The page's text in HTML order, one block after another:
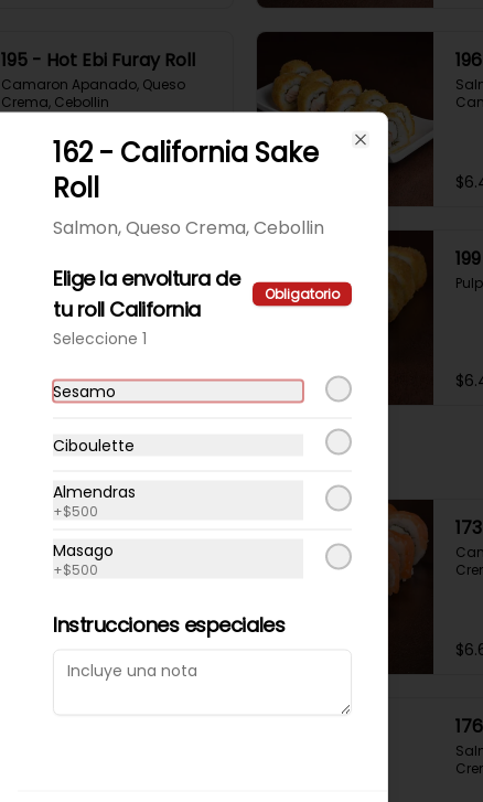
195 - Hot Ebi Furay Roll
Camaron Apanado, Queso
Crema, Cebollin
Salmon Ahumado, Queso
Crema, Cebollin
$6.490
Pollo Teriyaki,  Palta Y Almendras
162 - California Sake
Roll
Salmon, Queso Crema, Cebollin
Elige la envoltura de
tu roll California
Obligatorio
Seleccione 1
Sesamo
Ciboulette
Almendras
+$500
Masago
+$500
Instrucciones especiales
Close